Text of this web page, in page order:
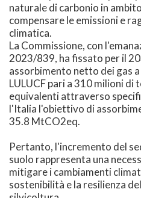
naturale di carbonio in
compensare le emissioni e
climatica.
La Commissione, con
2023/839, ha fissato per il
assorbimento netto dei gas
LULUCF pari a 310 milioni di
equivalenti attraverso
l'Italia l'obiettivo di
35.8 MtCO2eq.
Pertanto, l'incremento del
suolo rappresenta una
mitigare i cambiamenti
sostenibilità e la resilienza